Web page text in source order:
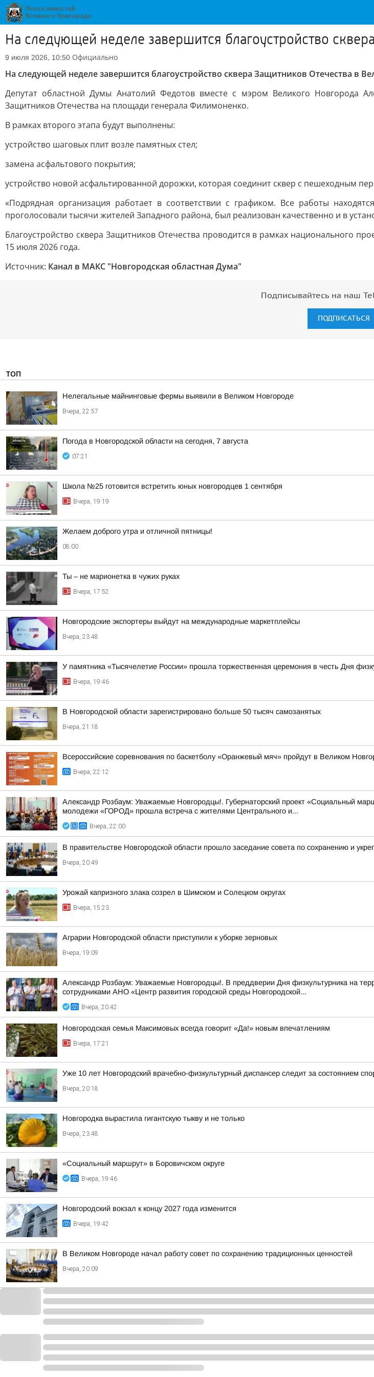
На следующей неделе завершится благоустройство
9 июля 2026, 10:50 Официально
На следующей неделе завершится благоустройство сквера Защитников Отечества в
Депутат областной Думы Анатолий Федотов вместе с мэром Великого Новгорода
Защитников Отечества на площади генерала Филимоненко.
В рамках второго этапа будут выполнены:
устройство шаговых плит возле памятных стел;
замена асфальтового покрытия;
устройство новой асфальтированной дорожки, которая соединит сквер с пешеходным
«Подрядная организация работает в соответствии с графиком. Все работы
проголосовали тысячи жителей Западного района, был реализован качественно и в
Благоустройство сквера Защитников Отечества проводится в рамках национального
15 июля 2026 года.
Источник: Канал в МАКС "Новгородская областная Дума"
Подписывайтесь на наш
ПОДПИСАТЬСЯ
ТОП
Нелегальные майнинговые фермы выявили в Великом Новгороде
Вчера, 22:57
Погода в Новгородской области на сегодня, 7 августа
07:21
Школа №25 готовится встретить юных новгородцев 1 сентября
Вчера, 19:19
Желаем доброго утра и отличной пятницы!
08:00
Ты – не марионетка в чужих руках
Вчера, 17:52
Новгородские экспортеры выйдут на международные маркетплейсы
Вчера, 23:48
У памятника «Тысячелетие России» прошла торжественная церемония в честь Дня
Вчера, 19:46
В Новгородской области зарегистрировано больше 50 тысяч самозанятых
Вчера, 21:18
Всероссийские соревнования по баскетболу «Оранжевый мяч» пройдут в Великом
Вчера, 22:12
Александр Розбаум: Уважаемые Новгородцы!. Губернаторский проект «Социальный
молодежи «ГОРОД» прошла встреча с жителями Центрального и...
Вчера, 22:00
В правительстве Новгородской области прошло заседание совета по сохранению и
Вчера, 20:49
Урожай капризного злака созрел в Шимском и Солецком округах
Вчера, 15:23
Аграрии Новгородской области приступили к уборке зерновых
Вчера, 19:09
Александр Розбаум: Уважаемые Новгородцы!. В преддверии Дня физкультурника на
сотрудниками АНО «Центр развития городской среды Новгородской...
Вчера, 20:42
Новгородская семья Максимовых всегда говорит «Да!» новым впечатлениям
Вчера, 17:21
Уже 10 лет Новгородский врачебно-физкультурный диспансер следит за состоянием
Вчера, 20:18
Новгородка вырастила гигантскую тыкву и не только
Вчера, 23:48
«Социальный маршрут» в Боровичском округе
Вчера, 19:46
Новгородский вокзал к концу 2027 года изменится
Вчера, 19:42
В Великом Новгороде начал работу совет по сохранению традиционных ценностей
Вчера, 20:09